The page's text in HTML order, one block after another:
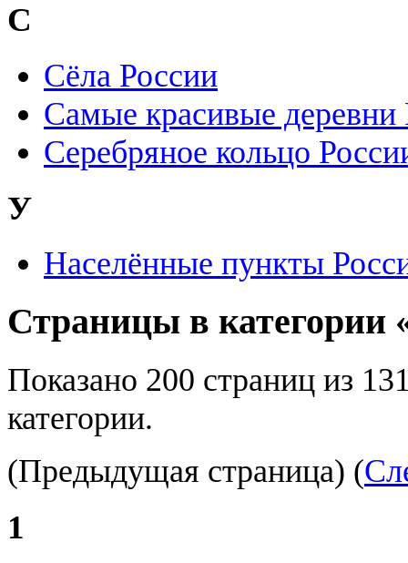
С
Сёла России
Самые красивые деревни
Серебряное кольцо
У
Населённые пункты
Страницы в категории
Показано 200 страниц из
категории.
(Предыдущая страница) (
1